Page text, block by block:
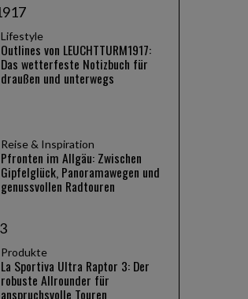
Lifestyle
Outlines von LEUCHTTURM1917:
Das wetterfeste Notizbuch für
draußen und unterwegs
Reise & Inspiration
Pfronten im Allgäu: Zwischen
Gipfelglück, Panoramawegen und
genussvollen Radtouren
Produkte
La Sportiva Ultra Raptor 3: Der
robuste Allrounder für
anspruchsvolle Touren